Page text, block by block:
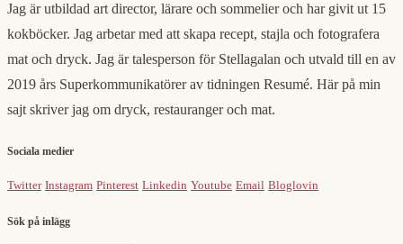
Jag är utbildad art director, lärare och sommelier och har givit ut 15
kokböcker. Jag arbetar med att skapa recept, stajla och fotografera
mat och dryck. Jag är talesperson för Stellagalan och utvald till en av
2019 års Superkommunikatörer av tidningen Resumé. Här på min
sajt skriver jag om dryck, restauranger och mat.
Sociala medier
Twitter Instagram Pinterest Linkedin Youtube Email Bloglovin
Sök på inlägg